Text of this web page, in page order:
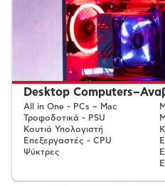
Desktop
All in One - PCs – Mac
Τροφοδοτικά - PSU
Κουτιά Υπολογιστή
Επεξεργαστές - CPU
Ψύκτρες